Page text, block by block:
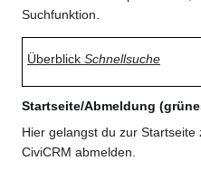
Suchfunktion.
Überblick Schnellsuche
Startseite/Abmeldung
Hier gelangst du zur
CiviCRM abmelden.